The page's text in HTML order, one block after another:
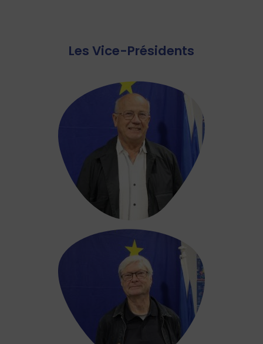
Les Vice-Présidents